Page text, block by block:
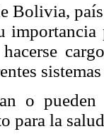
Bolivia,
hacerse
o
para la